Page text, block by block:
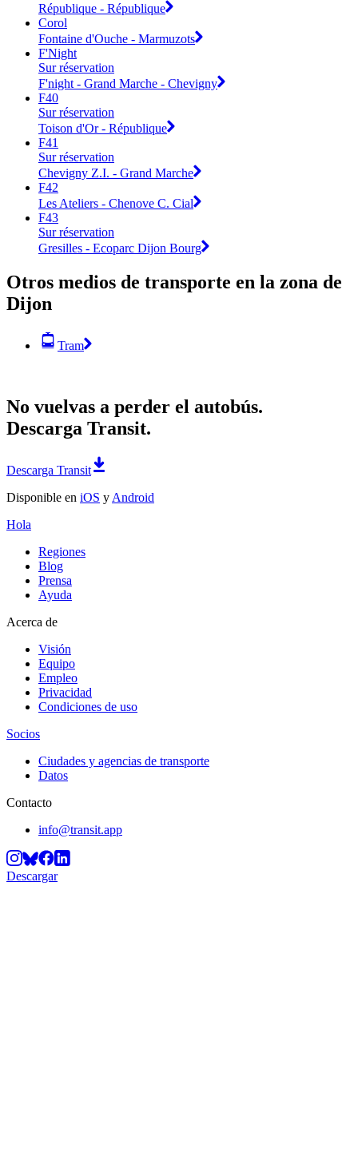
République - République
Corol
Fontaine d'Ouche - Marmuzots
F'Night
Sur réservation
F'night - Grand Marche - Chevigny
F40
Sur réservation
Toison d'Or - République
F41
Sur réservation
Chevigny Z.I. - Grand Marche
F42
Les Ateliers - Chenove C. Cial
F43
Sur réservation
Gresilles - Ecoparc Dijon Bourg
Otros medios de transporte en la zona de
Dijon
Tram
No vuelvas a perder el autobús.
Descarga Transit.
Descarga Transit
Disponible en iOS y Android
Hola
Regiones
Blog
Prensa
Ayuda
Acerca de
Visión
Equipo
Empleo
Privacidad
Condiciones de uso
Socios
Ciudades y agencias de transporte
Datos
Contacto
info@transit.app
Descargar